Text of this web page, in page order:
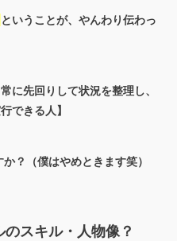
ということが、やんわり伝わっ
に先回りして状況を整理し、
できる人】
？（僕はやめときます笑）
スキル・人物像？